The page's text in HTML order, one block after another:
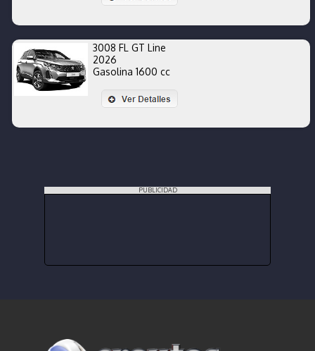
3008 FL GT Line
2026
Gasolina 1600 cc
PUBLICIDAD